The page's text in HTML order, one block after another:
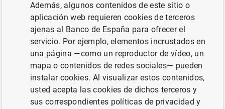
Instituciones Financieras Monetarias de los
países candidatos" (13KB)
Siguiente
Evolución monetaria en la z...
Además, algunos contenidos de este sitio o
aplicación web requieren cookies de terceros
ajenas al Banco de España para ofrecer el
servicio. Por ejemplo, elementos incrustados en
una página —como un reproductor de vídeo, un
mapa o contenidos de redes sociales— pueden
instalar cookies. Al visualizar estos contenidos,
usted acepta las cookies de dichos terceros y
sus correspondientes políticas de privacidad y